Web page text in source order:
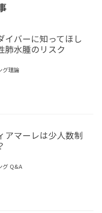
イバーに知ってほし
肺水腫のリスク
グ理論
アマーレは少人数制
グ Q&A